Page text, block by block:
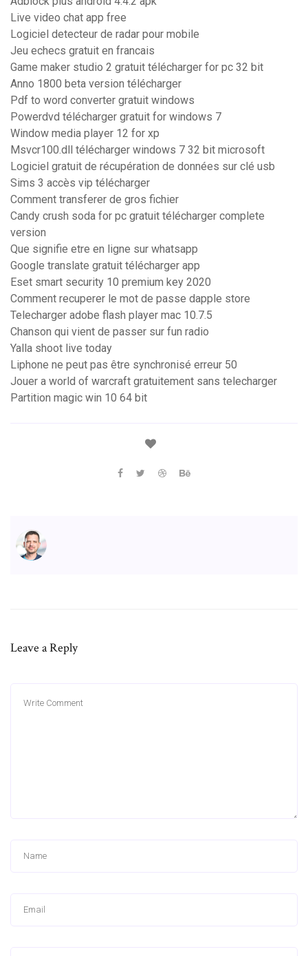
Live video chat app free
Logiciel detecteur de radar pour mobile
Jeu echecs gratuit en francais
Game maker studio 2 gratuit télécharger for pc 32 bit
Anno 1800 beta version télécharger
Pdf to word converter gratuit windows
Powerdvd télécharger gratuit for windows 7
Window media player 12 for xp
Msvcr100.dll télécharger windows 7 32 bit microsoft
Logiciel gratuit de récupération de données sur clé usb
Sims 3 accès vip télécharger
Comment transferer de gros fichier
Candy crush soda for pc gratuit télécharger complete
version
Que signifie etre en ligne sur whatsapp
Google translate gratuit télécharger app
Eset smart security 10 premium key 2020
Comment recuperer le mot de passe dapple store
Telecharger adobe flash player mac 10.7.5
Chanson qui vient de passer sur fun radio
Yalla shoot live today
Liphone ne peut pas être synchronisé erreur 50
Jouer a world of warcraft gratuitement sans telecharger
Partition magic win 10 64 bit
Leave a Reply